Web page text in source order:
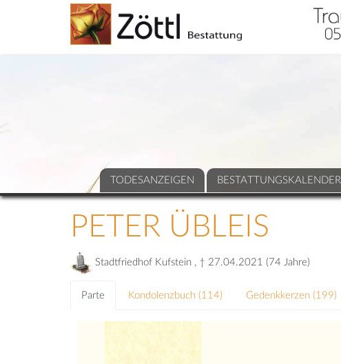
TODESANZEIGEN BESTATTUNGSKALENDER
PETER ÜBLEIS
Stadtfriedhof Kufstein , † 27.04.2021 (74 Jahre)
Parte Kondolenzbuch (114) Gedenkkerzen (199)